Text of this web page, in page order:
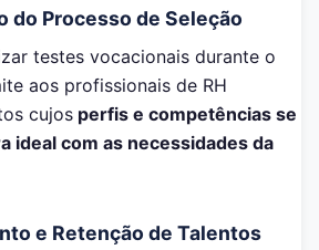
do Processo de Seleção
testes vocacionais durante o
aos profissionais de RH
cujos perfis e competências se
ideal com as necessidades da
e Retenção de Talentos